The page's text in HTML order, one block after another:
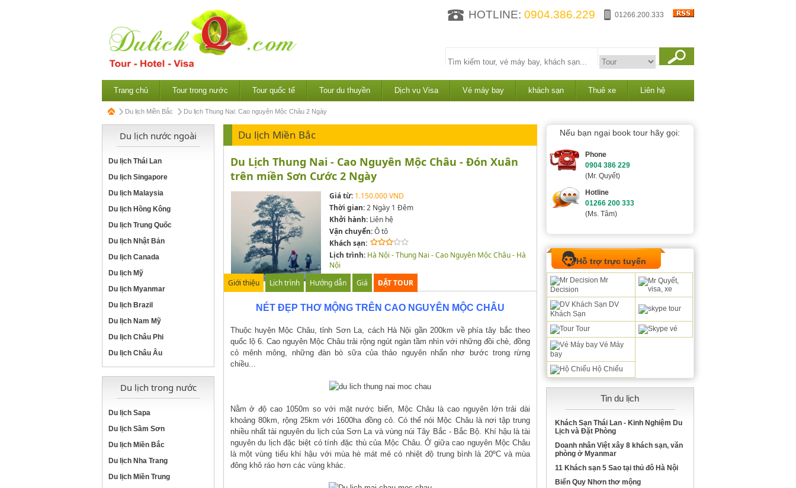
HOTLINE: 0904.386.229 01266.200.333
Trang chủ Tour trong nước Tour quốc tế Tour du thuyền Dịch vụ Visa Vé máy bay khách sạn Thuê xe Liên hệ
Du lịch Miền Bắc Du lịch Thung Nai: Cao nguyên Mộc Châu 2 Ngày
Du lịch nước ngoài
Du lịch Thái Lan
Du lịch Singapore
Du lịch Malaysia
Du lịch Hồng Kông
Du lịch Trung Quốc
Du lịch Nhật Bản
Du lịch Canada
Du lịch Mỹ
Du lịch Myanmar
Du lịch Brazil
Du lịch Nam Mỹ
Du lịch Châu Phi
Du lịch Châu Âu
Du lịch trong nước
Du lịch Sapa
Du lịch Sầm Sơn
Du lịch Miền Bắc
Du lịch Nha Trang
Du lịch Miền Trung
Du lịch Miền Bắc
Du Lịch Thung Nai - Cao Nguyên Mộc Châu - Đón Xuân
trên miền Sơn Cước 2 Ngày
Giá từ: 1.150.000 VND
Thời gian:2 Ngày 1 Đêm
Khởi hành:Liên hệ
Vận chuyển:Ô tô
Khách sạn:
Lịch trình: Hà Nội - Thung Nai - Cao Nguyên Mộc Châu - Hà
Nội
Giới thiệu
Lịch trình Hướng dẫn Giá ĐẶT TOUR
NÉT ĐẸP THƠ MỘNG TRÊN CAO NGUYÊN MỘC CHÂU
Thuộc huyện Mộc Châu, tỉnh Sơn La, cách Hà Nội gần 200km về phía tây bắc theo
quốc lộ 6. Cao nguyên Mộc Châu trải rộng ngút ngàn tầm nhìn với những đồi chè, đồng
cỏ mênh mông, những đàn bò sữa của thảo nguyên nhẩn nhơ bước trong rừng
chiều...
Nằm ở độ cao 1050m so với mặt nước biển, Mộc Châu là cao nguyên lớn trải dài
khoảng 80km, rộng 25km với 1600ha đồng cỏ. Có thể nói Mộc Châu là nơi tập trung
nhiều nhất tài nguyên du lịch của Sơn La và vùng núi Tây Bắc - Bắc Bộ. Khí hậu là tài
nguyên du lịch đặc biệt có tính đặc thù của Mộc Châu. Ở giữa cao nguyên Mộc Châu
là một vùng tiểu khí hậu với mùa hè mát mẻ có nhiệt độ trung bình là 20ºC và mùa
đông khô ráo hơn các vùng khác.
Nếu bạn ngại book tour hãy gọi:
Phone
0904 386 229
(Mr. Quyết)
Hotline
01266 200 333
(Ms. Tâm)
Hỗ trợ trực tuyến
Mr
Decision
DV
Khách Sạn
Tour
Vé Máy
bay
Hộ Chiếu
Tin du lịch
Khách Sạn Thái Lan - Kinh Nghiệm Du
Lịch và Đặt Phòng
Doanh nhân Việt xây 8 khách sạn, văn
phòng ở Myanmar
11 Khách sạn 5 Sao tại thủ đô Hà Nội
Biển Quy Nhơn thơ mộng